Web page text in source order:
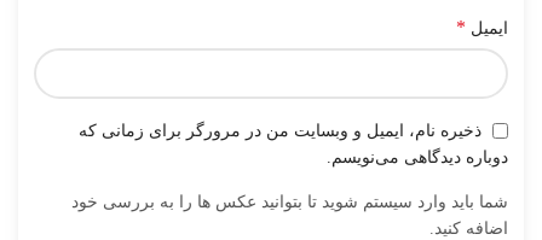
ایمیل *
ذخیره نام، ایمیل و وبسایت من در مرورگر برای زمانی که
دوباره دیدگاهی می‌نویسم.
شما باید وارد سیستم شوید تا بتوانید عکس ها را به بررسی خود
اضافه کنید.